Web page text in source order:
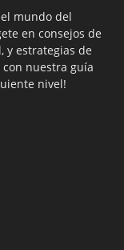
mundo del
en consejos de
y estrategias de
nuestra guía
nivel!